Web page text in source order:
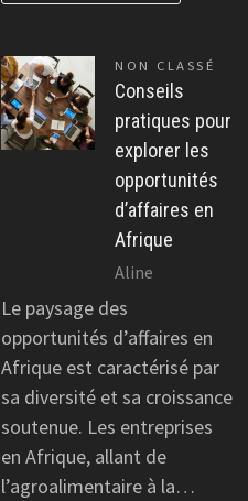
NON CLASSÉ
Conseils
pratiques pour
explorer les
opportunités
d’affaires en
Afrique
Aline
Le paysage des
opportunités d’affaires en
Afrique est caractérisé par
sa diversité et sa croissance
soutenue. Les entreprises
en Afrique, allant de
l’agroalimentaire à la…